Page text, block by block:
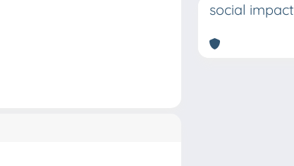
social impact